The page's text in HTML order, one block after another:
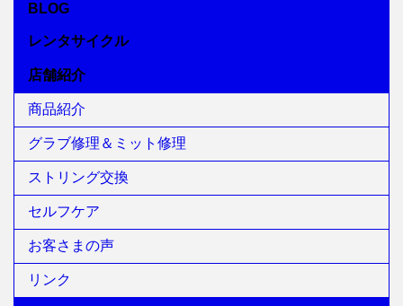
BLOG
レンタサイクル
店舗紹介
商品紹介
グラブ修理＆ミット修理
ストリング交換
セルフケア
お客さまの声
リンク